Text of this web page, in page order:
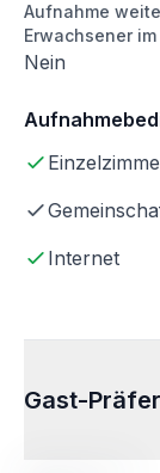
Aufnahme
Erwachsener
Nein
Internet
Gast-